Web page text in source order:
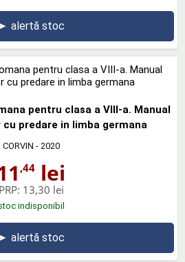
alertă stoc
pentru clasa a VIII-a. Manual
predare in limba germana
CORVIN - 2020
,44 lei
PRP: 13,30 lei
indisponibil
alertă stoc